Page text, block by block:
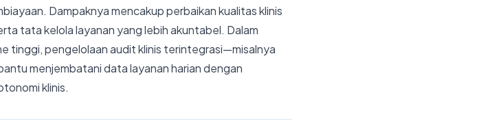
Dampaknya mencakup perbaikan kualitas klinis
tata kelola layanan yang lebih akuntabel. Dalam
tinggi, pengelolaan audit klinis terintegrasi—misalnya
menjembatani data layanan harian dengan
klinis.